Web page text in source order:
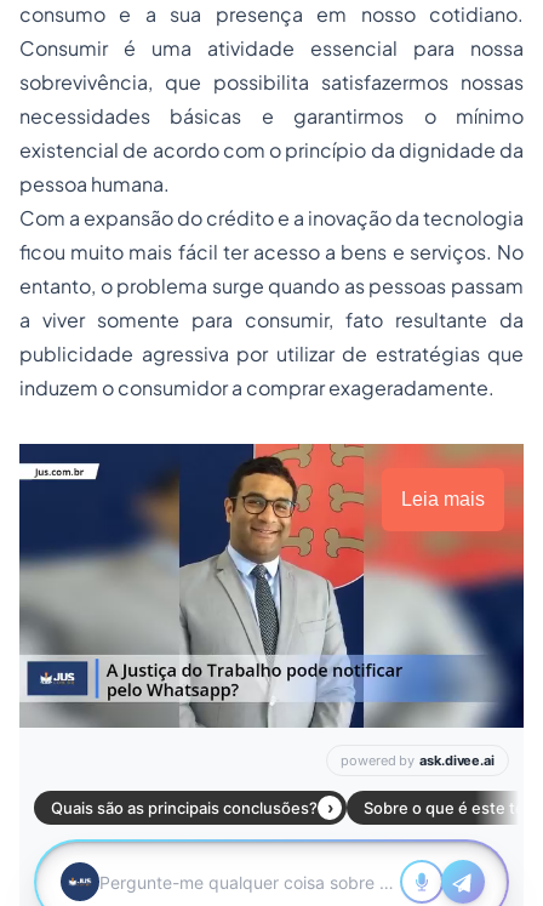
consumo e a sua presença em nosso cotidiano.
Consumir é uma atividade essencial para nossa
sobrevivência, que possibilita satisfazermos nossas
necessidades básicas e garantirmos o mínimo
existencial de acordo com o princípio da dignidade da
pessoa humana.
Com a expansão do crédito e a inovação da tecnologia
ficou muito mais fácil ter acesso a bens e serviços. No
entanto, o problema surge quando as pessoas passam
a viver somente para consumir, fato resultante da
publicidade agressiva por utilizar de estratégias que
induzem o consumidor a comprar exageradamente.
Leia mais